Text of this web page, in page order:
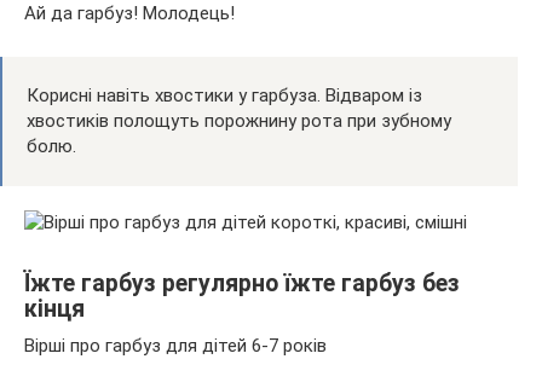
Ай да гарбуз! Молодець!
Корисні навіть хвостики у гарбуза. Відваром із
хвостиків полощуть порожнину рота при зубному
болю.
Їжте гарбуз регулярно їжте гарбуз без
кінця
Вірші про гарбуз для дітей 6-7 років